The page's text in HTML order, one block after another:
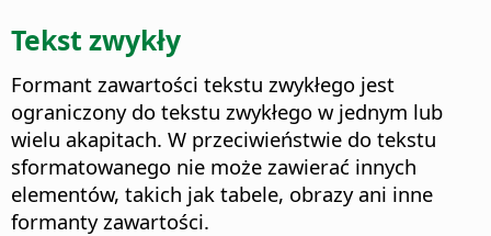
Tekst zwykły
Formant zawartości tekstu zwykłego jest
ograniczony do tekstu zwykłego w jednym lub
wielu akapitach. W przeciwieństwie do tekstu
sformatowanego nie może zawierać innych
elementów, takich jak tabele, obrazy ani inne
formanty zawartości.